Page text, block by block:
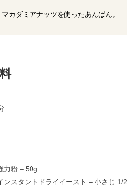
マカダミアナッツを使ったあんぱん。
力粉 – 50g
ンスタントドライイースト – 小さじ 1/2